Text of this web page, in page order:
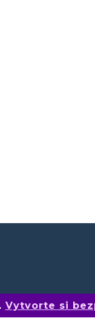
Vytvorte si